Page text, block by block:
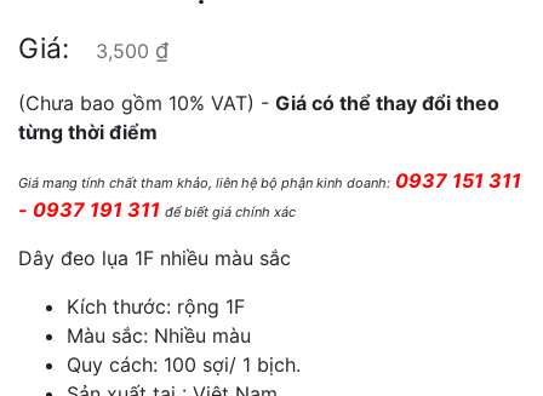
Giá: 3,500 ₫
(Chưa bao gồm 10% VAT) - Giá có thể thay đổi theo
từng thời điểm
Giá mang tính chất tham khảo, liên hệ bộ phận kinh doanh: 0937 151 311
- 0937 191 311 để biết giá chính xác
Dây đeo lụa 1F nhiều màu sắc
Kích thước: rộng 1F
Màu sắc: Nhiều màu
Quy cách: 100 sợi/ 1 bịch.